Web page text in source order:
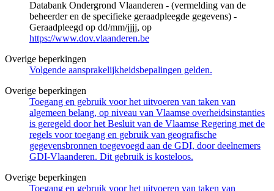
Databank Ondergrond Vlaanderen - (vermelding van de
beheerder en de specifieke geraadpleegde gegevens) -
Geraadpleegd op dd/mm/jjjj, op
https://www.dov.vlaanderen.be
Overige beperkingen
Volgende aansprakelijkheidsbepalingen gelden.
Overige beperkingen
Toegang en gebruik voor het uitvoeren van taken van
algemeen belang, op niveau van Vlaamse overheidsinstanties
is geregeld door het Besluit van de Vlaamse Regering met de
regels voor toegang en gebruik van geografische
gegevensbronnen toegevoegd aan de GDI, door deelnemers
GDI-Vlaanderen. Dit gebruik is kosteloos.
Overige beperkingen
Toegang en gebruik voor het uitvoeren van taken van